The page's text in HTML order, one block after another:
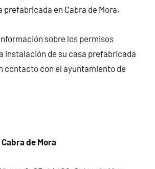
prefabricada en Cabra de Mora.
sobre los permisos
instalación de su casa prefabricada
contacto con el ayuntamiento de
de Mora